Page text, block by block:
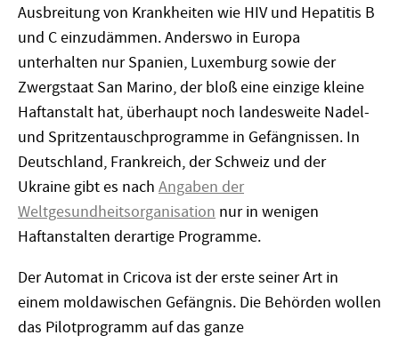
Ausbreitung von Krankheiten wie HIV und Hepatitis B
und C einzudämmen. Anderswo in Europa
unterhalten nur Spanien, Luxemburg sowie der
Zwergstaat San Marino, der bloß eine einzige kleine
Haftanstalt hat, überhaupt noch landesweite Nadel-
und Spritzentauschprogramme in Gefängnissen. In
Deutschland, Frankreich, der Schweiz und der
Ukraine gibt es nach Angaben der
Weltgesundheitsorganisation nur in wenigen
Haftanstalten derartige Programme.
Der Automat in Cricova ist der erste seiner Art in
einem moldawischen Gefängnis. Die Behörden wollen
das Pilotprogramm auf das ganze